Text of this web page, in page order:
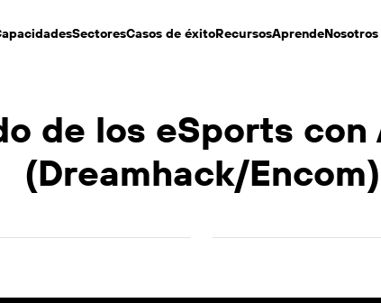
SectoresCasos de éxitoRecursosAprendeNosotros
de los eSports
(Dreamhack/Encom)